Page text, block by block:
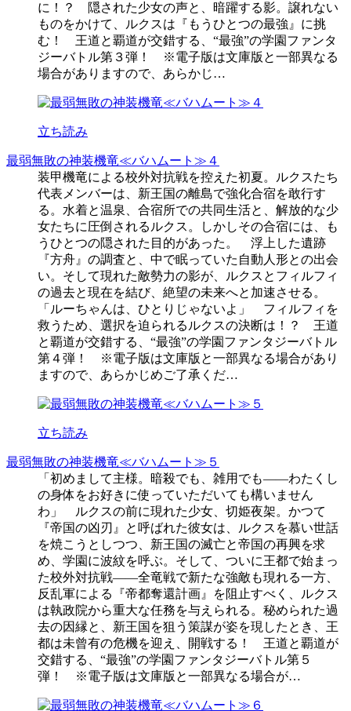
に！？ 隠された少女の声と、暗躍する影。譲れない
ものをかけて、ルクスは『もうひとつの最強』に挑
む！ 王道と覇道が交錯する、“最強”の学園ファンタ
ジーバトル第３弾！ ※電子版は文庫版と一部異なる
場合がありますので、あらかじ…
立ち読み
最弱無敗の神装機竜≪バハムート≫４
装甲機竜による校外対抗戦を控えた初夏。ルクスたち
代表メンバーは、新王国の離島で強化合宿を敢行す
る。水着と温泉、合宿所での共同生活と、解放的な少
女たちに圧倒されるルクス。しかしその合宿には、も
うひとつの隠された目的があった。 浮上した遺跡
『方舟』の調査と、中で眠っていた自動人形との出会
い。そして現れた敵勢力の影が、ルクスとフィルフィ
の過去と現在を結び、絶望の未来へと加速させる。
「ルーちゃんは、ひとりじゃないよ」 フィルフィを
救うため、選択を迫られるルクスの決断は！？ 王道
と覇道が交錯する、“最強”の学園ファンタジーバトル
第４弾！ ※電子版は文庫版と一部異なる場合があり
ますので、あらかじめご了承くだ…
立ち読み
最弱無敗の神装機竜≪バハムート≫５
「初めまして主様。暗殺でも、雑用でも――わたくし
の身体をお好きに使っていただいても構いません
わ」 ルクスの前に現れた少女、切姫夜架。かつて
『帝国の凶刃』と呼ばれた彼女は、ルクスを慕い世話
を焼こうとしつつ、新王国の滅亡と帝国の再興を求
め、学園に波紋を呼ぶ。そして、ついに王都で始まっ
た校外対抗戦――全竜戦で新たな強敵も現れる一方、
反乱軍による『帝都奪還計画』を阻止すべく、ルクス
は執政院から重大な任務を与えられる。秘められた過
去の因縁と、新王国を狙う策謀が姿を現したとき、王
都は未曾有の危機を迎え、開戦する！ 王道と覇道が
交錯する、“最強”の学園ファンタジーバトル第５
弾！ ※電子版は文庫版と一部異なる場合が…